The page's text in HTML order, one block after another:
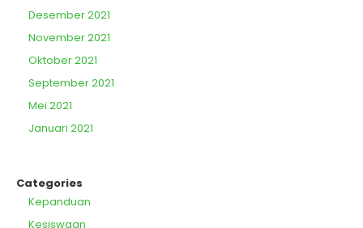
Desember 2021
November 2021
Oktober 2021
September 2021
Mei 2021
Januari 2021
Categories
Kepanduan
Kesiswaan